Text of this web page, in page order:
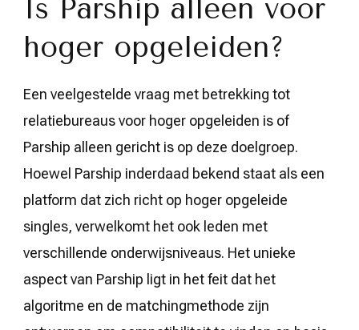
Is Parship alleen voor
hoger opgeleiden?
Een veelgestelde vraag met betrekking tot
relatiebureaus voor hoger opgeleiden is of
Parship alleen gericht is op deze doelgroep.
Hoewel Parship inderdaad bekend staat als een
platform dat zich richt op hoger opgeleide
singles, verwelkomt het ook leden met
verschillende onderwijsniveaus. Het unieke
aspect van Parship ligt in het feit dat het
algoritme en de matchingmethode zijn